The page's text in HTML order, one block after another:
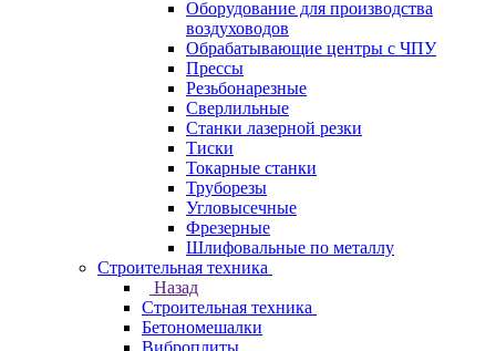
Оборудование для производства
воздуховодов
Обрабатывающие центры с ЧПУ
Прессы
Резьбонарезные
Сверлильные
Станки лазерной резки
Тиски
Токарные станки
Труборезы
Угловысечные
Фрезерные
Шлифовальные по металлу
Строительная техника
Назад
Строительная техника
Бетономешалки
Виброплиты